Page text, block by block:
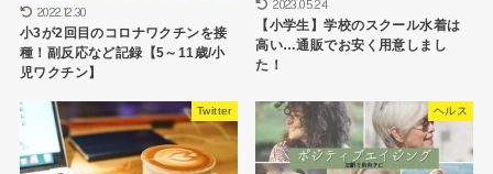
2022.12.30
小3が2回目のコロナワクチンを接
種！副反応など記録【5～11歳/小
児ワクチン】
2023.05.24
【小学生】学校のスクール水着は
高い…通販でお安く用意しまし
た！
Twitter ヘルス